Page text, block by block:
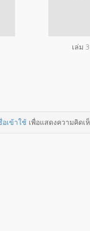
เล่ม 3
อเข้าใช้เพื่อแสดงความคิดเ